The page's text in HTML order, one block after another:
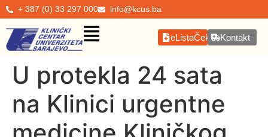
+ 387 (0) 33 297 000 info@kcus.ba
eListaČekanjaKontakt
U protekla 24 sata
na Klinici urgentne